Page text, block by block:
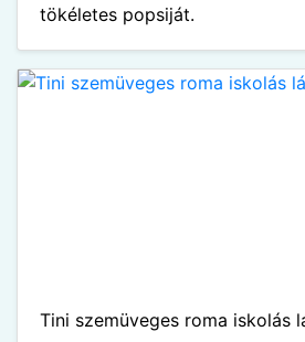
tökéletes popsiját.
Tini szemüveges roma iskolás